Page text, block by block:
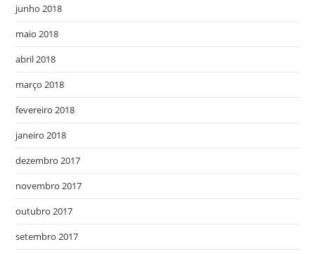
junho 2018
maio 2018
abril 2018
março 2018
fevereiro 2018
janeiro 2018
dezembro 2017
novembro 2017
outubro 2017
setembro 2017